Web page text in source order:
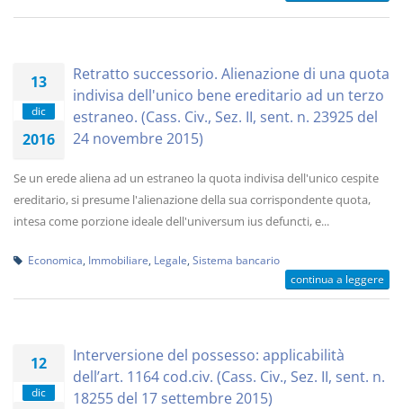
13
dic
2016
Retratto successorio. Alienazione di una quota
indivisa dell'unico bene ereditario ad un terzo
estraneo. (Cass. Civ., Sez. II, sent. n. 23925 del
24 novembre 2015)
Se un erede aliena ad un estraneo la quota indivisa dell'unico cespite
ereditario, si presume l'alienazione della sua corrispondente quota,
intesa come porzione ideale dell'universum ius defuncti, e...
Economica Immobiliare Legale Sistema bancario
continua a leggere
12
dic
Interversione del possesso: applicabilità
dell’art. 1164 cod.civ. (Cass. Civ., Sez. II, sent. n.
18255 del 17 settembre 2015)